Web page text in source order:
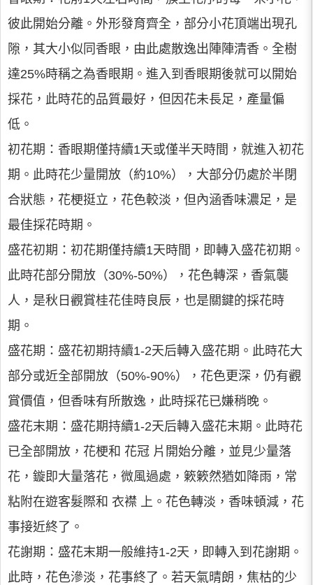
彼此開始分離。外形發育齊全，部分小花頂端出現孔
隙，其大小似同香眼，由此處散逸出陣陣清香。全樹
達25%時稱之為香眼期。進入到香眼期後就可以開始
採花，此時花的品質最好，但因花未長足，產量偏
低。
初花期：香眼期僅持續1天或僅半天時間，就進入初花
期。此時花少量開放（約10%），大部分仍處於半閉
合狀態，花梗挺立，花色較淡，但內涵香味濃足，是
最佳採花時期。
盛花初期：初花期僅持續1天時間，即轉入盛花初期。
此時花部分開放（30%-50%），花色轉深，香氣襲
人，是秋日觀賞桂花佳時良辰，也是關鍵的採花時
期。
盛花期：盛花初期持續1-2天后轉入盛花期。此時花大
部分或近全部開放（50%-90%），花色更深，仍有觀
賞價值，但香味有所散逸，此時採花已嫌稍晚。
盛花末期：盛花期持續1-2天后轉入盛花末期。此時花
已全部開放，花梗和 花冠 片開始分離，並見少量落
花，鏇即大量落花，微風過處，簌簌然猶如降雨，常
粘附在遊客髮際和 衣襟 上。花色轉淡，香味頓減，花
事接近終了。
花謝期：盛花末期一般維持1-2天，即轉入到花謝期。
此時，花色滲淡，花事終了。若天氣晴朗，焦枯的少